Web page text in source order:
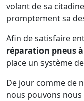
volant de sa
promptement sa
Afin de satisfaire
réparation pneus à
place un système
De jour comme de
nous pouvons